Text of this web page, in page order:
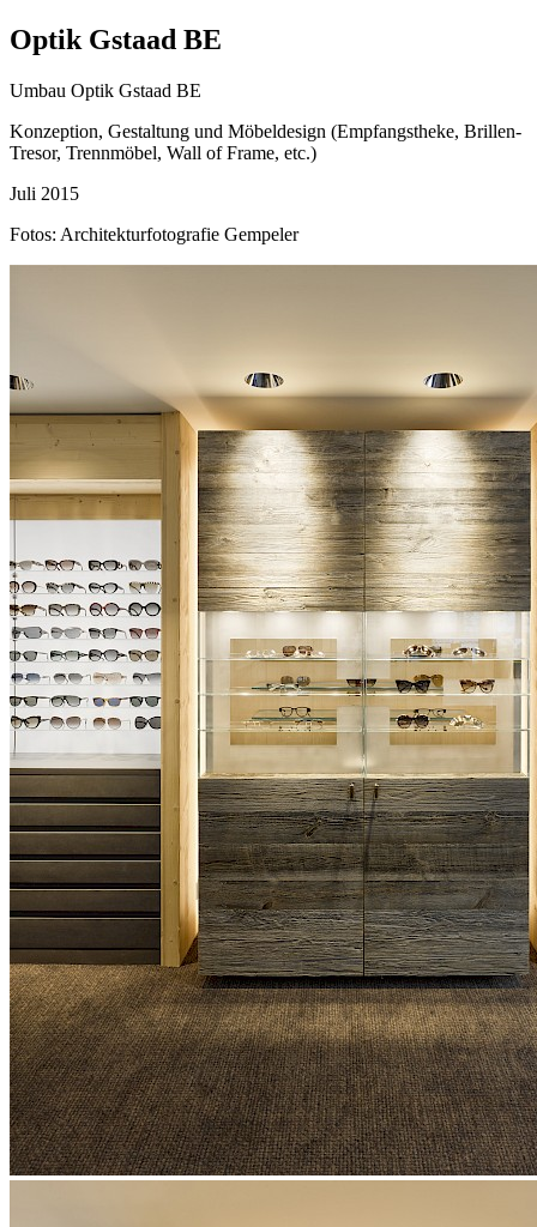
Optik Gstaad BE
Umbau Optik Gstaad BE
Konzeption, Gestaltung und Möbeldesign (Empfangstheke, Brillen-
Tresor, Trennmöbel, Wall of Frame, etc.)
Juli 2015
Fotos: Architekturfotografie Gempeler